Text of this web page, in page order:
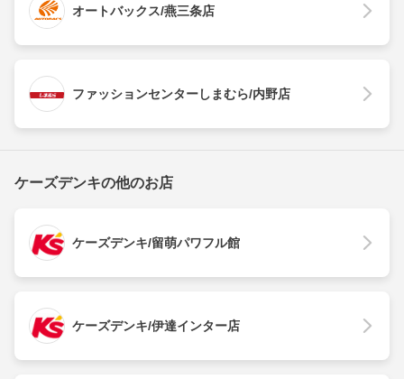
オートバックス/燕三条店
ファッションセンターしまむら/内野店
ケーズデンキの他のお店
ケーズデンキ/留萌パワフル館
ケーズデンキ/伊達インター店